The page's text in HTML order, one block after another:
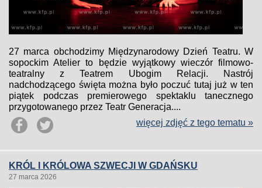
27 marca obchodzimy Międzynarodowy Dzień Teatru. W
sopockim Atelier to będzie wyjątkowy wieczór filmowo-
teatralny z Teatrem Ubogim Relacji. Nastrój
nadchodzącego święta można było poczuć tutaj już w ten
piątek podczas premierowego spektaklu tanecznego
przygotowanego przez Teatr Generacja....
więcej zdjęć z tego tematu »
KRÓL I KRÓLOWA SZWECJI W GDAŃSKU
27 marca 2026